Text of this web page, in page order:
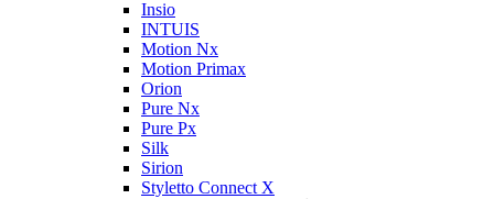
Insio
INTUIS
Motion Nx
Motion Primax
Orion
Pure Nx
Pure Px
Silk
Sirion
Styletto Connect X